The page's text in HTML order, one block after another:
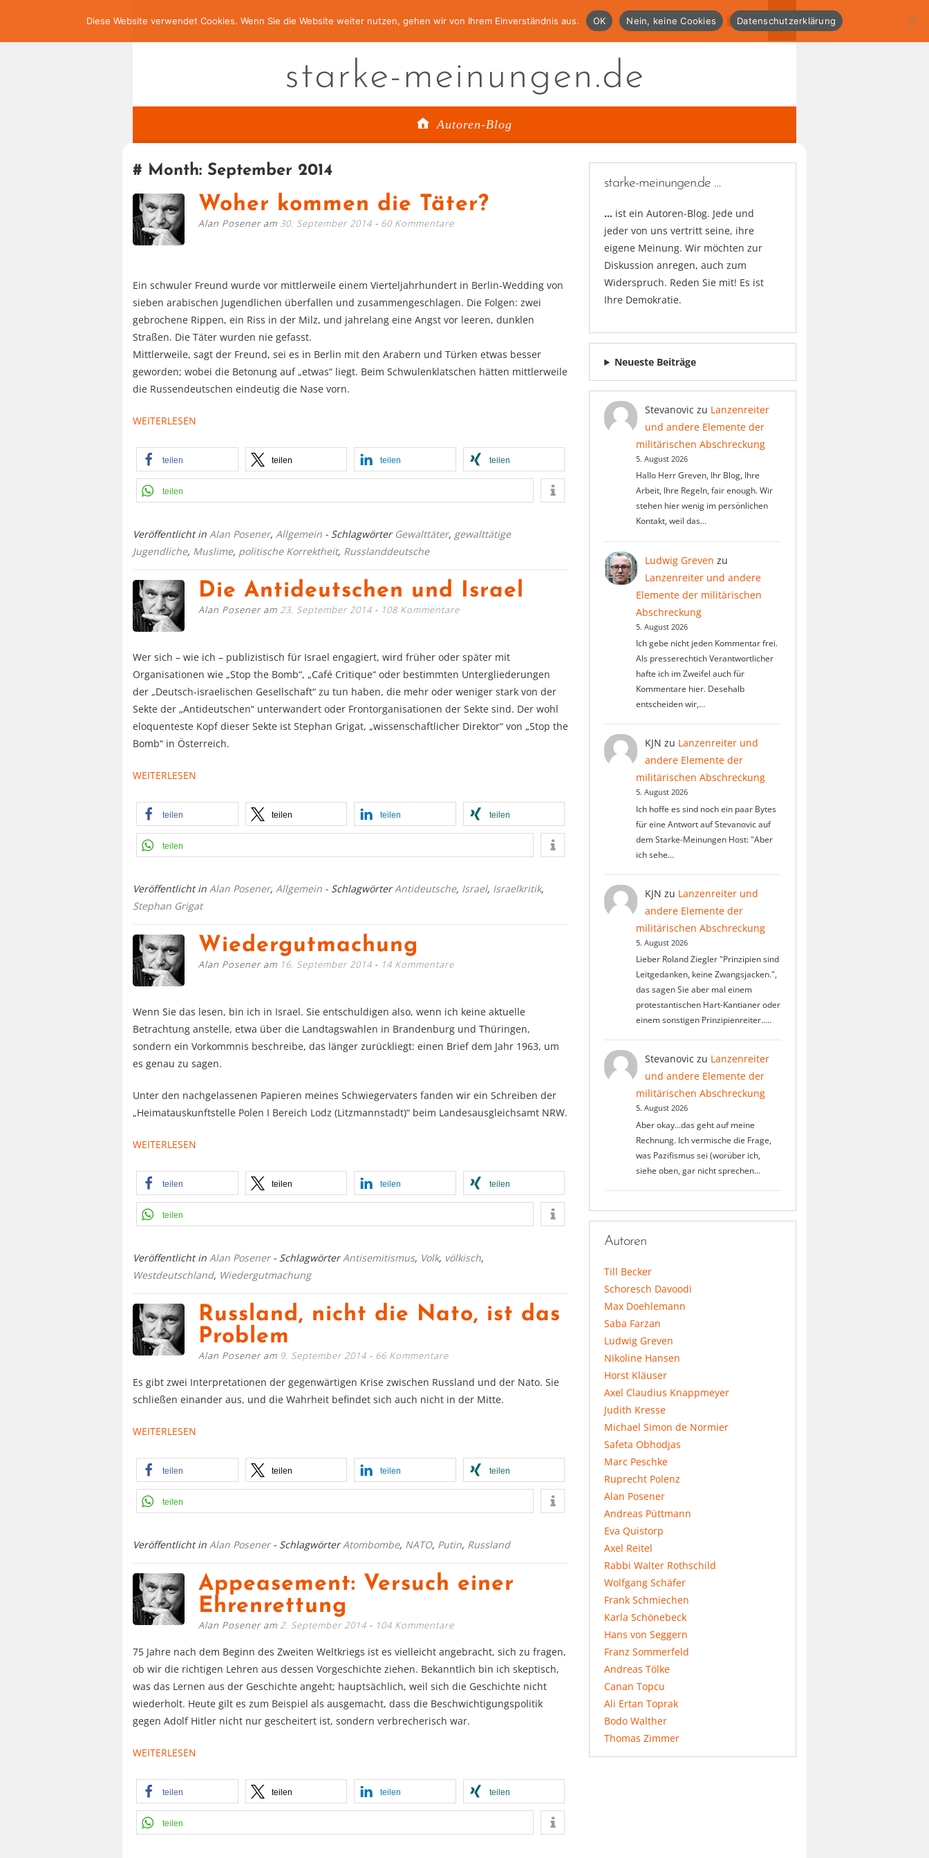
starke-meinungen.de
Autoren-Blog
Month: September 2014
Woher kommen die Täter?
Alan Posener am 30. September 2014 60 Kommentare
Ein schwuler Freund wurde vor mittlerweile einem Vierteljahrhundert in Berlin-Wedding von
sieben arabischen Jugendlichen überfallen und zusammengeschlagen. Die Folgen: zwei
gebrochene Rippen, ein Riss in der Milz, und jahrelang eine Angst vor leeren, dunklen
Straßen. Die Täter wurden nie gefasst.
Mittlerweile, sagt der Freund, sei es in Berlin mit den Arabern und Türken etwas besser
geworden; wobei die Betonung auf „etwas“ liegt. Beim Schwulenklatschen hätten mittlerweile
die Russendeutschen eindeutig die Nase vorn.
WEITERLESEN
teilen teilen teilen teilen
teilen
Veröffentlicht in Alan Posener, Allgemein - Schlagwörter Gewalttäter, gewalttätige
Jugendliche, Muslime, politische Korrektheit, Russlanddeutsche
Die Antideutschen und Israel
Alan Posener am 23. September 2014 108 Kommentare
Wer sich – wie ich – publizistisch für Israel engagiert, wird früher oder später mit
Organisationen wie „Stop the Bomb“, „Café Critique“ oder bestimmten Untergliederungen
der „Deutsch-israelischen Gesellschaft“ zu tun haben, die mehr oder weniger stark von der
Sekte der „Antideutschen“ unterwandert oder Frontorganisationen der Sekte sind. Der wohl
eloquenteste Kopf dieser Sekte ist Stephan Grigat, „wissenschaftlicher Direktor“ von „Stop the
Bomb“ in Österreich.
WEITERLESEN
teilen teilen teilen teilen
teilen
Veröffentlicht in Alan Posener, Allgemein - SchlagwörterAntideutsche, Israel, Israelkritik,
Stephan Grigat
Wiedergutmachung
Alan Posener am 16. September 2014 14 Kommentare
Wenn Sie das lesen, bin ich in Israel. Sie entschuldigen also, wenn ich keine aktuelle
Betrachtung anstelle, etwa über die Landtagswahlen in Brandenburg und Thüringen,
sondern ein Vorkommnis beschreibe, das länger zurückliegt: einen Brief dem Jahr 1963, um
es genau zu sagen.
Unter den nachgelassenen Papieren meines Schwiegervaters fanden wir ein Schreiben der
„Heimatauskunftstelle Polen I Bereich Lodz (Litzmannstadt)“ beim Landesausgleichsamt NRW.
WEITERLESEN
teilen teilen teilen teilen
teilen
Veröffentlicht in Alan Posener - SchlagwörterAntisemitismus, Volk, völkisch,
Westdeutschland, Wiedergutmachung
Russland, nicht die Nato, ist das
Problem
Alan Posener am 9. September 2014 66 Kommentare
Es gibt zwei Interpretationen der gegenwärtigen Krise zwischen Russland und der Nato. Sie
schließen einander aus, und die Wahrheit befindet sich auch nicht in der Mitte.
WEITERLESEN
teilen teilen teilen teilen
teilen
Veröffentlicht in Alan Posener - SchlagwörterAtombombe, NATO, Putin, Russland
Appeasement: Versuch einer
Ehrenrettung
Alan Posener am 2. September 2014 104 Kommentare
75 Jahre nach dem Beginn des Zweiten Weltkriegs ist es vielleicht angebracht, sich zu fragen,
ob wir die richtigen Lehren aus dessen Vorgeschichte ziehen. Bekanntlich bin ich skeptisch,
was das Lernen aus der Geschichte angeht; hauptsächlich, weil sich die Geschichte nicht
wiederholt. Heute gilt es zum Beispiel als ausgemacht, dass die Beschwichtigungspolitik
gegen Adolf Hitler nicht nur gescheitert ist, sondern verbrecherisch war.
WEITERLESEN
teilen teilen teilen teilen
teilen
starke-meinungen.de …
… ist ein Autoren-Blog. Jede und
jeder von uns vertritt seine, ihre
eigene Meinung. Wir möchten zur
Diskussion anregen, auch zum
Widerspruch. Reden Sie mit! Es ist
Ihre Demokratie.
Neueste Beiträge
Stevanovic zu Lanzenreiter
und andere Elemente der
militärischen Abschreckung
5. August 2026
Hallo Herr Greven, Ihr Blog, Ihre
Arbeit, Ihre Regeln, fair enough. Wir
stehen hier wenig im persönlichen
Kontakt, weil das…
Ludwig Greven zu
Lanzenreiter und andere
Elemente der militärischen
Abschreckung
5. August 2026
Ich gebe nicht jeden Kommentar frei.
Als presserechtich Verantwortlicher
hafte ich im Zweifel auch für
Kommentare hier. Desehalb
entscheiden wir,…
KJN zu Lanzenreiter und
andere Elemente der
militärischen Abschreckung
5. August 2026
Ich hoffe es sind noch ein paar Bytes
für eine Antwort auf Stevanovic auf
dem Starke-Meinungen Host: "Aber
ich sehe…
KJN zu Lanzenreiter und
andere Elemente der
militärischen Abschreckung
5. August 2026
Lieber Roland Ziegler "Prinzipien sind
Leitgedanken, keine Zwangsjacken.",
das sagen Sie aber mal einem
protestantischen Hart-Kantianer oder
einem sonstigen Prinzipienreiter..…
Stevanovic zu Lanzenreiter
und andere Elemente der
militärischen Abschreckung
5. August 2026
Aber okay...das geht auf meine
Rechnung. Ich vermische die Frage,
was Pazifismus sei (worüber ich,
siehe oben, gar nicht sprechen…
Autoren
Till Becker
Schoresch Davoodi
Max Doehlemann
Saba Farzan
Ludwig Greven
Nikoline Hansen
Horst Kläuser
Axel Claudius Knappmeyer
Judith Kresse
Michael Simon de Normier
Safeta Obhodjas
Marc Peschke
Ruprecht Polenz
Alan Posener
Andreas Püttmann
Eva Quistorp
Axel Reitel
Rabbi Walter Rothschild
Wolfgang Schäfer
Frank Schmiechen
Karla Schönebeck
Hans von Seggern
Franz Sommerfeld
Andreas Tölke
Canan Topcu
Ali Ertan Toprak
Bodo Walther
Thomas Zimmer
Diese Website verwendet Cookies. Wenn Sie die Website weiter nutzen, gehen wir von Ihrem Einverständnis aus. OK Nein, keine Cookies Datenschutzerklärung